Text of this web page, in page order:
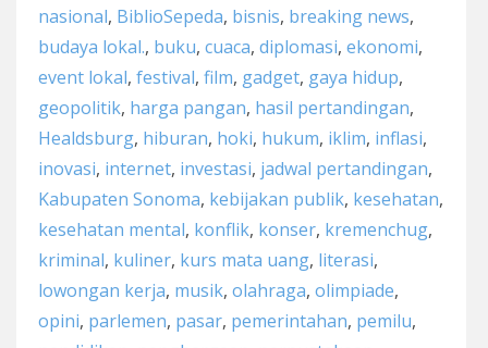
nasional, BiblioSepeda, bisnis, breaking news,
budaya lokal., buku, cuaca, diplomasi, ekonomi,
event lokal, festival, film, gadget, gaya hidup,
geopolitik, harga pangan, hasil pertandingan,
Healdsburg, hiburan, hoki, hukum, iklim, inflasi,
inovasi, internet, investasi, jadwal pertandingan,
Kabupaten Sonoma, kebijakan publik, kesehatan,
kesehatan mental, konflik, konser, kremenchug,
kriminal, kuliner, kurs mata uang, literasi,
lowongan kerja, musik, olahraga, olimpiade,
opini, parlemen, pasar, pemerintahan, pemilu,